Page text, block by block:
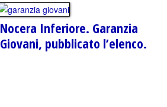
Nocera Inferiore. Garanzia
Giovani, pubblicato l’elenco.